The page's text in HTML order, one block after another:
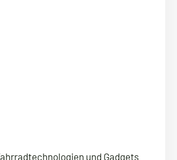
und Gadgets